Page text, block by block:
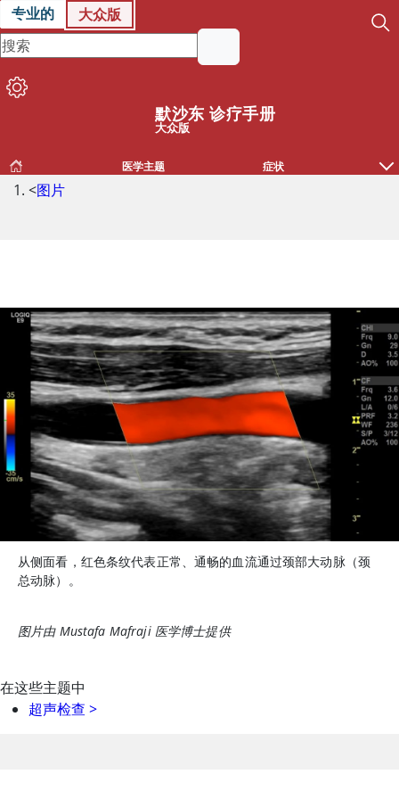
专业的 大众版
默沙东 诊疗手册
大众版
医学主题 症状
<图片
从侧面看，红色条纹代表正常、通畅的血流通过颈部大动脉（颈
总动脉）。
图片由 Mustafa Mafraji 医学博士提供
在这些主题中
超声检查 >